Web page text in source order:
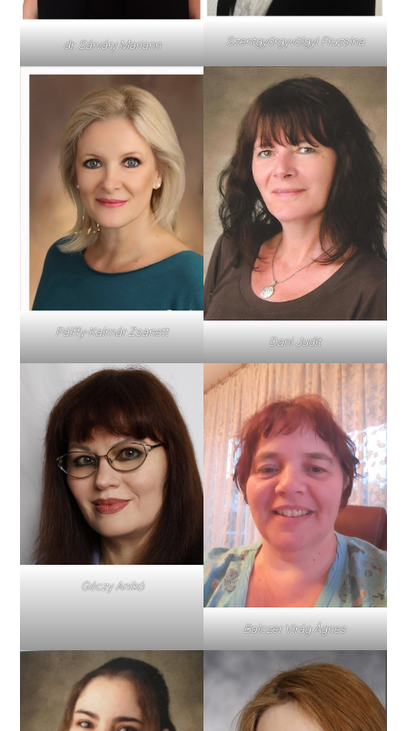
dr. Sárváry Mariann Szentgyörgyvölgyi Fruzsina
Pálffy-Kalmár Zsanett
Dani Judit
Géczy Anikó
Balczer Virág Ágnes